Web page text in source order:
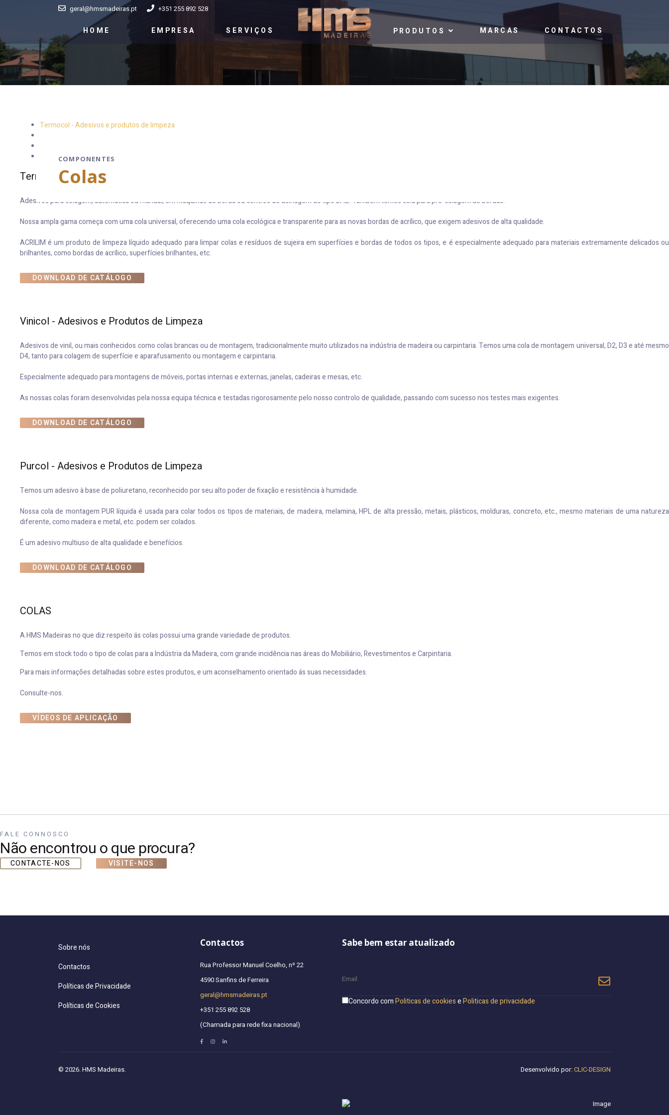
geral@hmsmadeiras.pt +351 255 892 528
HOME EMPRESA SERVIÇOS PRODUTOS MARCAS CONTACTOS
COMPONENTES
Colas
Termocol - Adesivos e produtos de limpeza
Soudal
Termocol - Adesivos e Produtos de Limpeza
Adesivos para colagem, automática ou manual, em máquinas de borda ou centros de usinagem do tipo BAZ. Também temos cola para pré-colagem de bordas.
Nossa ampla gama começa com uma cola universal, oferecendo uma cola ecológica e transparente para as novas bordas de acrílico, que exigem adesivos de alta qualidade.
ACRILIM é um produto de limpeza líquido adequado para limpar colas e resíduos de sujeira em superfícies e bordas de todos os tipos, e é especialmente adequado para materiais extremamente delicados ou
brilhantes, como bordas de acrílico, superfícies brilhantes, etc.
DOWNLOAD DE CATÁLOGO
Vinicol - Adesivos e Produtos de Limpeza
Adesivos de vinil, ou mais conhecidos como colas brancas ou de montagem, tradicionalmente muito utilizados na indústria de madeira ou carpintaria. Temos uma cola de montagem universal, D2, D3 e até mesmo
D4, tanto para colagem de superfície e aparafusamento ou montagem e carpintaria.
Especialmente adequado para montagens de móveis, portas internas e externas, janelas, cadeiras e mesas, etc.
As nossas colas foram desenvolvidas pela nossa equipa técnica e testadas rigorosamente pelo nosso controlo de qualidade, passando com sucesso nos testes mais exigentes.
DOWNLOAD DE CATÁLOGO
Purcol - Adesivos e Produtos de Limpeza
Temos um adesivo à base de poliuretano, reconhecido por seu alto poder de fixação e resistência à humidade.
Nossa cola de montagem PUR líquida é usada para colar todos os tipos de materiais, de madeira, melamina, HPL de alta pressão, metais, plásticos, molduras, concreto, etc., mesmo materiais de uma natureza
diferente, como madeira e metal, etc. podem ser colados.
É um adesivo multiuso de alta qualidade e benefícios.
DOWNLOAD DE CATÁLOGO
COLAS
A HMS Madeiras no que diz respeito ás colas possui uma grande variedade de produtos.
Temos em stock todo o tipo de colas para a Indústria da Madeira, com grande incidência nas áreas do Mobiliário, Revestimentos e Carpintaria.
Para mais informações detalhadas sobre estes produtos, e um aconselhamento orientado ás suas necessidades.
Consulte-nos.
VÍDEOS DE APLICAÇÃO
FALE CONNOSCO
Não encontrou o que procura?
CONTACTE-NOS VISITE-NOS
Sobre nós
Contactos
Políticas de Privacidade
Políticas de Cookies
Contactos
Rua Professor Manuel Coelho, nº 22
4590 Sanfins de Ferreira
geral@hmsmadeiras.pt
+351 255 892 528
(Chamada para rede fixa nacional)
Sabe bem estar atualizado
Concordo comPoliticas de cookiesePoliticas de privacidade
© 2026. HMS Madeiras. Desenvolvido por:CLIC-DESIGN